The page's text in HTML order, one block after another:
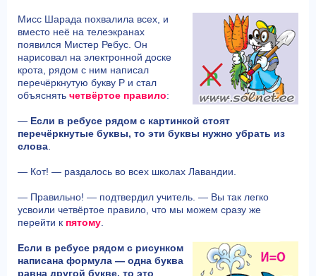
Мисс Шарада похвалила всех, и
вместо неё на телеэкранах
появился Мистер Ребус. Он
нарисовал на электронной доске
крота, рядом с ним написал
перечёркнутую букву Р и стал
объяснять четвёртое правило:
— Если в ребусе рядом с картинкой стоят
перечёркнутые буквы, то эти буквы нужно убрать из
слова
— Кот! — раздалось во всех школах Лавандии.
— Правильно! — подтвердил учитель. — Вы так легко
усвоили четвёртое правило, что мы можем сразу же
перейти к пятому
Если в ребусе рядом с рисунком
написана формула — одна буква
равна другой букве, то это